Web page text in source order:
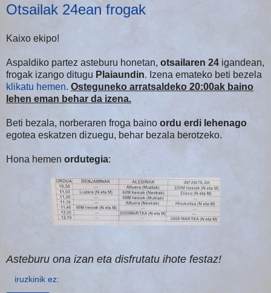
Otsailak 24ean frogak
Kaixo ekipo!
Aspaldiko partez asteburu honetan, otsailaren 24 igandean,
frogak izango ditugu Plaiaundin. Izena emateko beti bezela
klikatu hemen. Osteguneko arratsaldeko 20:00ak baino
lehen eman behar da izena.
Beti bezala, norberaren froga baino ordu erdi lehenago
egotea eskatzen dizuegu, behar bezala berotzeko.
Hona hemen ordutegia:
Asteburu ona izan eta disfrutatu ihote festaz!
iruzkinik ez: